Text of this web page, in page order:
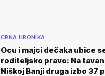
CRNA HRONIKA
Ocu i majci dečaka ubice
roditeljsko pravo: Na
Niškoj Banji druga izbo 37